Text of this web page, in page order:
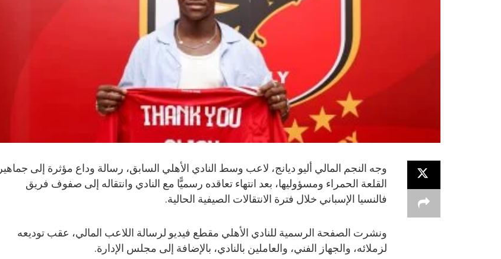
وجه النجم المالي أليو ديانج، لاعب وسط النادي الأهلي السابق، رسالة وداع مؤثرة إلى جماهير
القلعة الحمراء ومسؤوليها، بعد انتهاء تعاقده رسميًّا مع النادي وانتقاله إلى صفوف فريق
فالنسيا الإسباني خلال فترة الانتقالات الصيفية الحالية.
ونشرت الصفحة الرسمية للنادي الأهلي مقطع فيديو لرسالة اللاعب المالي، عقب توديعه
لزملائه، والجهاز الفني، والعاملين بالنادي، بالإضافة إلى مجلس الإدارة.